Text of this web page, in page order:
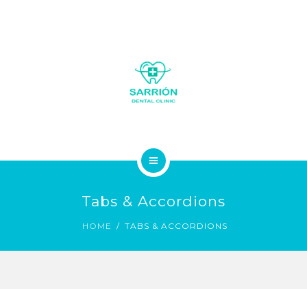
Tabs & Accordions
HOME TABS & ACCORDIONS